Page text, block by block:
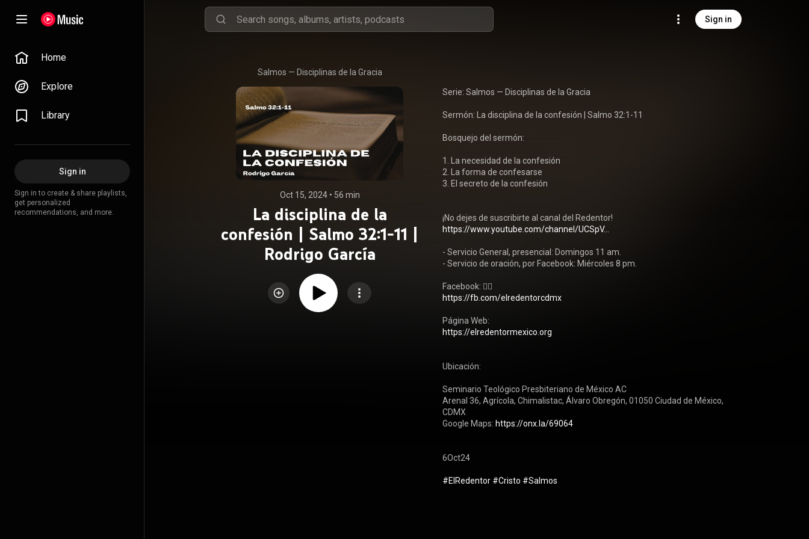
Sign in
Home
Explore
Library
Sign in
Sign in to create & share playlists,
get personalized
recommendations, and more.
Salmos — Disciplinas de la Gracia
Oct 15, 2024 • 56 min
La disciplina de la
confesión | Salmo 32:1-11 |
Rodrigo García
Serie: Salmos — Disciplinas de la Gracia
Sermón: La disciplina de la confesión | Salmo 32:1-11
Bosquejo del sermón:
1. La necesidad de la confesión
2. La forma de confesarse
3. EI secreto de la confesión
https://www.youtube.com/channel/UCSpV...
- Servicio General, presencial: Domingos 11 am.
- Servicio de oración, por Facebook: Miércoles 8 pm.
https://fb.com/elredentorcdmx
https://elredentormexico.org
Ubicación:
Seminario Teológico Presbiteriano de México AC
Arenal 36, Agrícola, Chimalistac, Álvaro Obregón, 01050 Ciudad de México,
CDMX
Google Maps: https://onx.la/69064
6Oct24
#ElRedentor #Cristo #Salmos